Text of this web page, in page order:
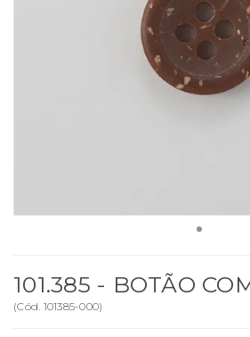
101.385 - BOTÃO
(Cód. 101385-000)